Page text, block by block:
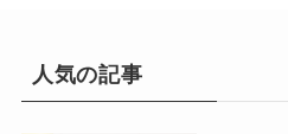
人気の記事